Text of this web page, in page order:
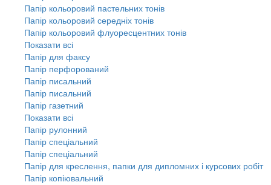
Папір кольоровий пастельних тонів
Папір кольоровий середніх тонів
Папір кольоровий флуоресцентних тонів
Показати всі
Папір для факсу
Папір перфорований
Папір писальний
Папір писальний
Папір газетний
Показати всі
Папір рулонний
Папір спеціальний
Папір спеціальний
Папір для креслення, папки для дипломних і курсових робіт
Папір копіювальний